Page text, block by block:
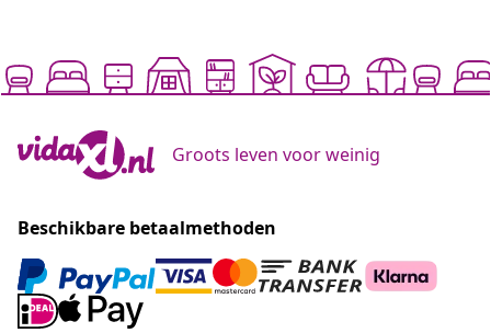
Groots leven voor weinig
Beschikbare betaalmethoden